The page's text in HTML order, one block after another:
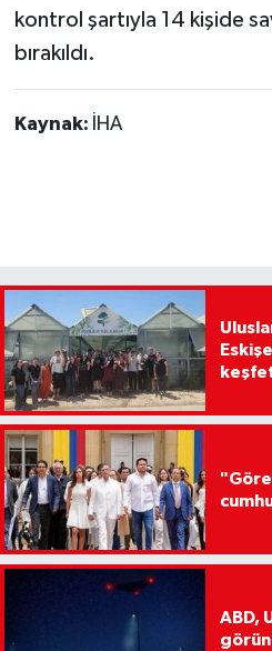
kontrol şartıyla 14 kişide
bırakıldı.
Kaynak: İHA
ABD,